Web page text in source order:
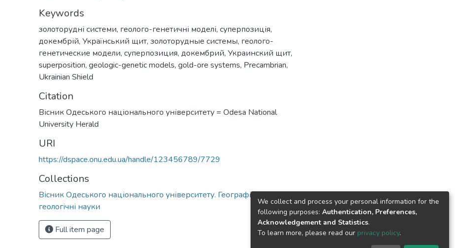
Keywords
золоторудні системи, геолого-генетичні моделі, суперпозиція,
докембрій, Український щит, золоторудные системы, геолого-
генетические модели, суперпозиция, докембрий, Украинский щит,
superposition, geologic-genetic models, gold-ore systems, Precambrian,
Ukrainian Shield
Citation
Вісник Одеського національного університету = Odesa National
University Herald
URI
https://dspace.onu.edu.ua/handle/123456789/7729
Collections
Вісник Одеського національного університету. Географічні та
геологічні науки
Full item page
We collect and process your personal information for the
following purposes: Authentication, Preferences,
Acknowledgement and Statistics.
To learn more, please read our privacy policy.